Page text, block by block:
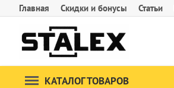
Главная Скидки и бонусы Статьи
КАТАЛОГ ТОВАРОВ